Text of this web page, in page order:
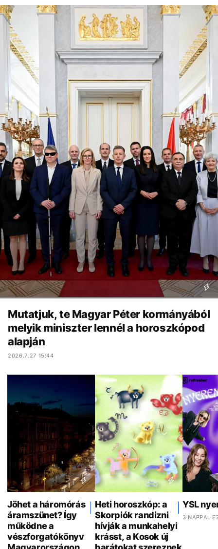
Mutatjuk, te Magyar Péter kormányából
melyik miniszter lennél a horoszkópod
alapján
2026.7.27 15:44
Jöhet a háromórás
áramszünet? Így
működne a
vészforgatókönyv
Heti horoszkóp: a
Skorpiók randizni
hívják a munkahelyi
krásst, a Kosok új
YSL
3 NAPPAL